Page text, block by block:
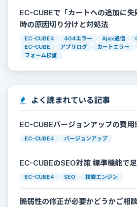
EC-CUBEで「カートへの追加に
時の原因切り分けと対処法
EC-CUBE4 404エラー Ajax通信
EC-CUBE
アプリログ カートエラー
フォーム検証
よく読まれている記事
EC-CUBEバージョンアップの費用
EC-CUBE4 バージョンアップ
EC-CUBEのSEO対策 標準機能で
EC-CUBE4 SEO 検索エンジン
脆弱性の修正が必要かどうかご相